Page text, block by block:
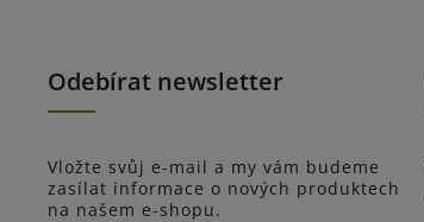
Odebírat newsletter
Vložte svůj e-mail a my vám budeme
zasílat informace o nových produktech
na našem e-shopu.